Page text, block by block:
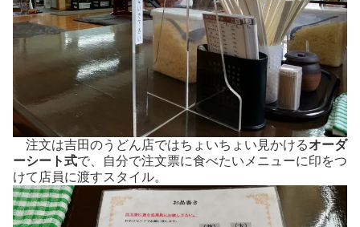
注文は吉田のうどん店ではちょいちょい見かけるオーダ
ーシート式で、自分で注文票に食べたいメニューに印をつ
けて店員に渡すスタイル。